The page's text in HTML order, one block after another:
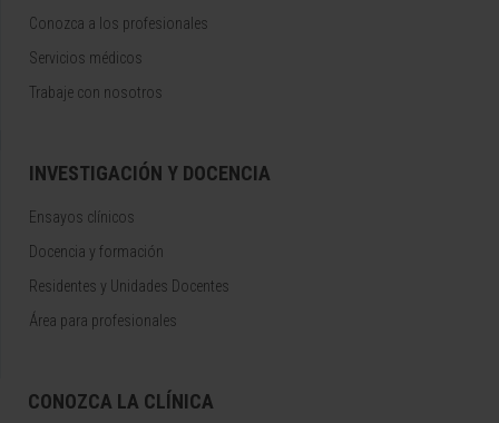
Conozca a los profesionales
Servicios médicos
Trabaje con nosotros
INVESTIGACIÓN Y DOCENCIA
Ensayos clínicos
Docencia y formación
Residentes y Unidades Docentes
Área para profesionales
CONOZCA LA CLÍNICA